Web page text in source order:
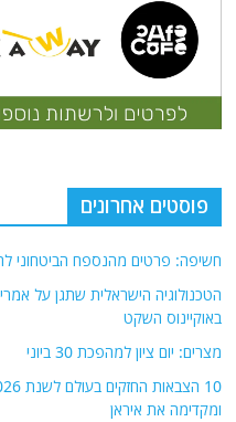
פוסטים אחרונים
חשיפה: פרטים מהנספח הביטחוני
הטכנולוגיה הישראלית שתגן על
באוקיינוס השקט
מצרים: יום ציון למהפכת 30 ביוני
ומקדימה את איראן